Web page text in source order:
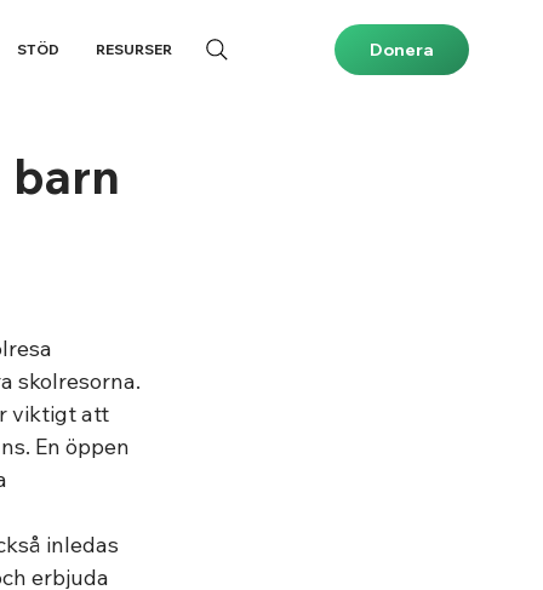
STÖD RESURSER Donera
barn
skolresorna.
viktigt att
En öppen
inledas
erbjuda